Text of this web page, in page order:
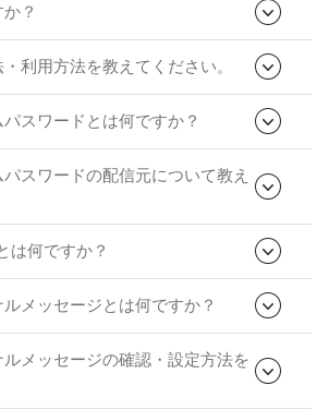
？
利用方法を教えてください。
スワードとは何ですか？
スワードの配信元について教え
は何ですか？
メッセージとは何ですか？
メッセージの確認・設定方法を